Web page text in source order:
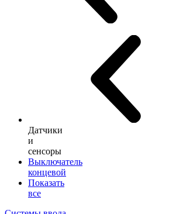
Датчики
и
сенсоры
Выключатель
концевой
Показать
все